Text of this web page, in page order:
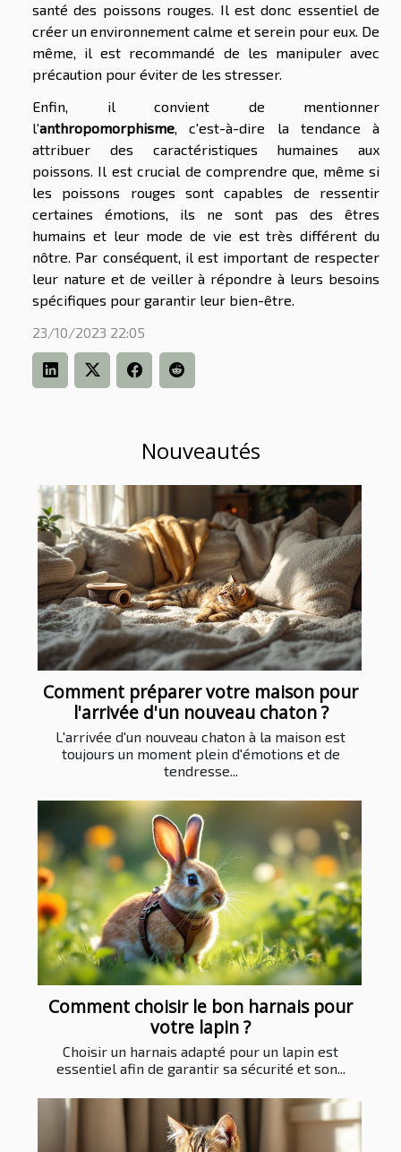
Nouveautés
Comment préparer votre maison pour
l'arrivée d'un nouveau chaton ?
L'arrivée d'un nouveau chaton à la maison est
toujours un moment plein d'émotions et de
tendresse...
Comment choisir le bon harnais pour
votre lapin ?
Choisir un harnais adapté pour un lapin est
essentiel afin de garantir sa sécurité et son...
santé des poissons rouges. Il est donc essentiel de
créer un environnement calme et serein pour eux. De
même, il est recommandé de les manipuler avec
précaution pour éviter de les stresser.
Enfin, il convient de mentionner
l'anthropomorphisme, c'est-à-dire la tendance à
attribuer des caractéristiques humaines aux
poissons. Il est crucial de comprendre que, même si
les poissons rouges sont capables de ressentir
certaines émotions, ils ne sont pas des êtres
humains et leur mode de vie est très différent du
nôtre. Par conséquent, il est important de respecter
leur nature et de veiller à répondre à leurs besoins
spécifiques pour garantir leur bien-être.
23/10/2023 22:05